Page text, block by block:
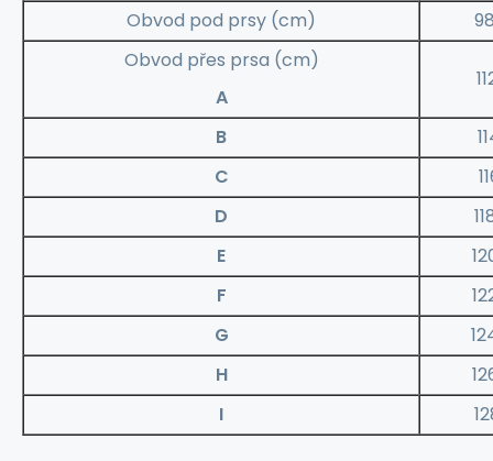
Obvod pod prsy (cm)
Obvod přes prsa (cm)
A
B
C
D
E
F
G
H
I